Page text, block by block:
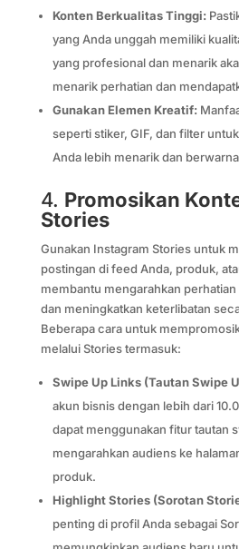
Konten Berkualitas Tinggi:
yang Anda unggah memiliki
yang profesional dan menarik
menarik perhatian dan
Gunakan Elemen Kreatif:
seperti stiker, GIF, dan filter
Anda lebih menarik dan
4. Promosikan
Stories
Gunakan Instagram Stories untuk
postingan di feed Anda, produk,
membantu mengarahkan
dan meningkatkan keterlibatan
Beberapa cara untuk
melalui Stories termasuk:
Swipe Up Links (Tautan Swipe
akun bisnis dengan lebih dari
dapat menggunakan fitur tautan
mengarahkan audiens ke
produk.
Highlight Stories (Sorotan
penting di profil Anda sebagai